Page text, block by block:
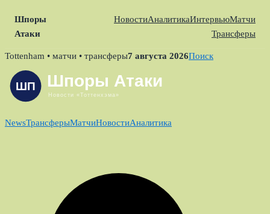
Шпоры
Атаки
НовостиАналитикаИнтервьюМатчи
Трансферы
Skip
content
Tottenham • матчи • трансферы7 августа 2026Поиск
NewsТрансферыМатчиНовостиАналитика